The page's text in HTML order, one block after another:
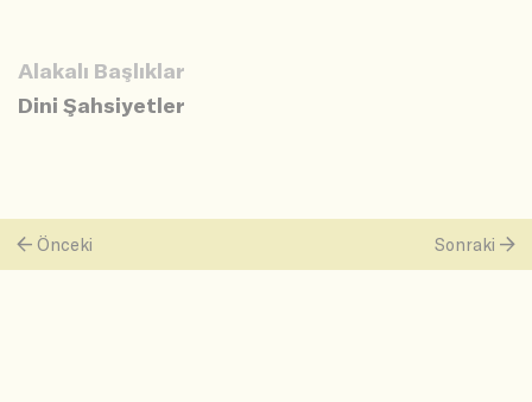
Alakalı Başlıklar
Dini Şahsiyetler
Önceki Sonraki